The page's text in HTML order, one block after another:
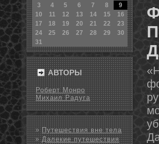
3
4 5 6 7 8
9
10
11 12 13 14 15
16
17
18 19 20 21 22
23
24
25 26 27 28 29
30
31
АВТОРЫ
Роберт Монро
Михаил Радуга
Путешествия вне тела
Далекие путешествия